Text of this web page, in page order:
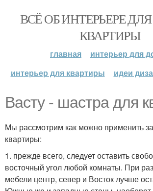
ВСЁ ОБ ИНТЕРЬЕРЕ
КВАРТИРЫ
главная
интерьер для
интерьер для квартиры
идеи
Васту - шастра для
Мы рассмотрим как можно применить
квартиры:
1. прежде всего, следует оставить
восточный угол любой комнаты. При
мебели центр, север и Восток лучше